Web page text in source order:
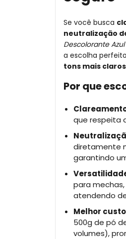
Se você busca
neutralização
Descolorante
a escolha
tons mais claros
Por que
que respeita
diretamente
garantindo
para
atendendo
Melhor
500g de pó
volumes),